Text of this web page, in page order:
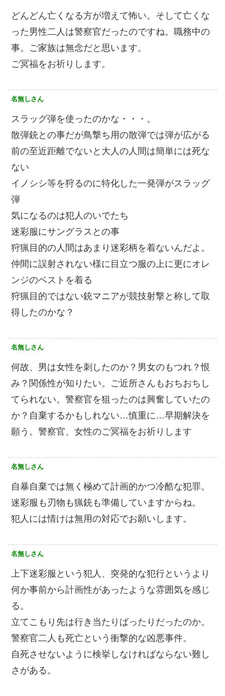
どんどん亡くなる方が増えて怖い。そして亡くな
った男性二人は警察官だったのですね。職務中の
事。ご家族は無念だと思います。
ご冥福をお祈りします。
名無しさん
スラッグ弾を使ったのかな・・・。
散弾銃との事だが鳥撃ち用の散弾では弾が広がる
前の至近距離でないと大人の人間は簡単には死な
ない
イノシシ等を狩るのに特化した一発弾がスラッグ
弾
気になるのは犯人のいでたち
迷彩服にサングラスとの事
狩猟目的の人間はあまり迷彩柄を着ないんだよ。
仲間に誤射されない様に目立つ服の上に更にオレ
ンジのベストを着る
狩猟目的ではない銃マニアが競技射撃と称して取
得したのかな？
名無しさん
何故、男は女性を刺したのか？男女のもつれ？恨
み？関係性が知りたい。ご近所さんもおちおちし
てられない。警察官を狙ったのは興奮していたの
か？自棄するかもしれない…慎重に…早期解決を
願う。警察官、女性のご冥福をお祈りします
名無しさん
自暴自棄では無く極めて計画的かつ冷酷な犯罪。
迷彩服も刃物も猟銃も準備していますからね。
犯人には情けは無用の対応でお願いします。
名無しさん
上下迷彩服という犯人、突発的な犯行というより
何か事前から計画性があったような雰囲気を感じ
る。
立てこもり先は行き当たりばったりだったのか。
警察官二人も死亡という衝撃的な凶悪事件。
自死させないように検挙しなければならない難し
さがある。